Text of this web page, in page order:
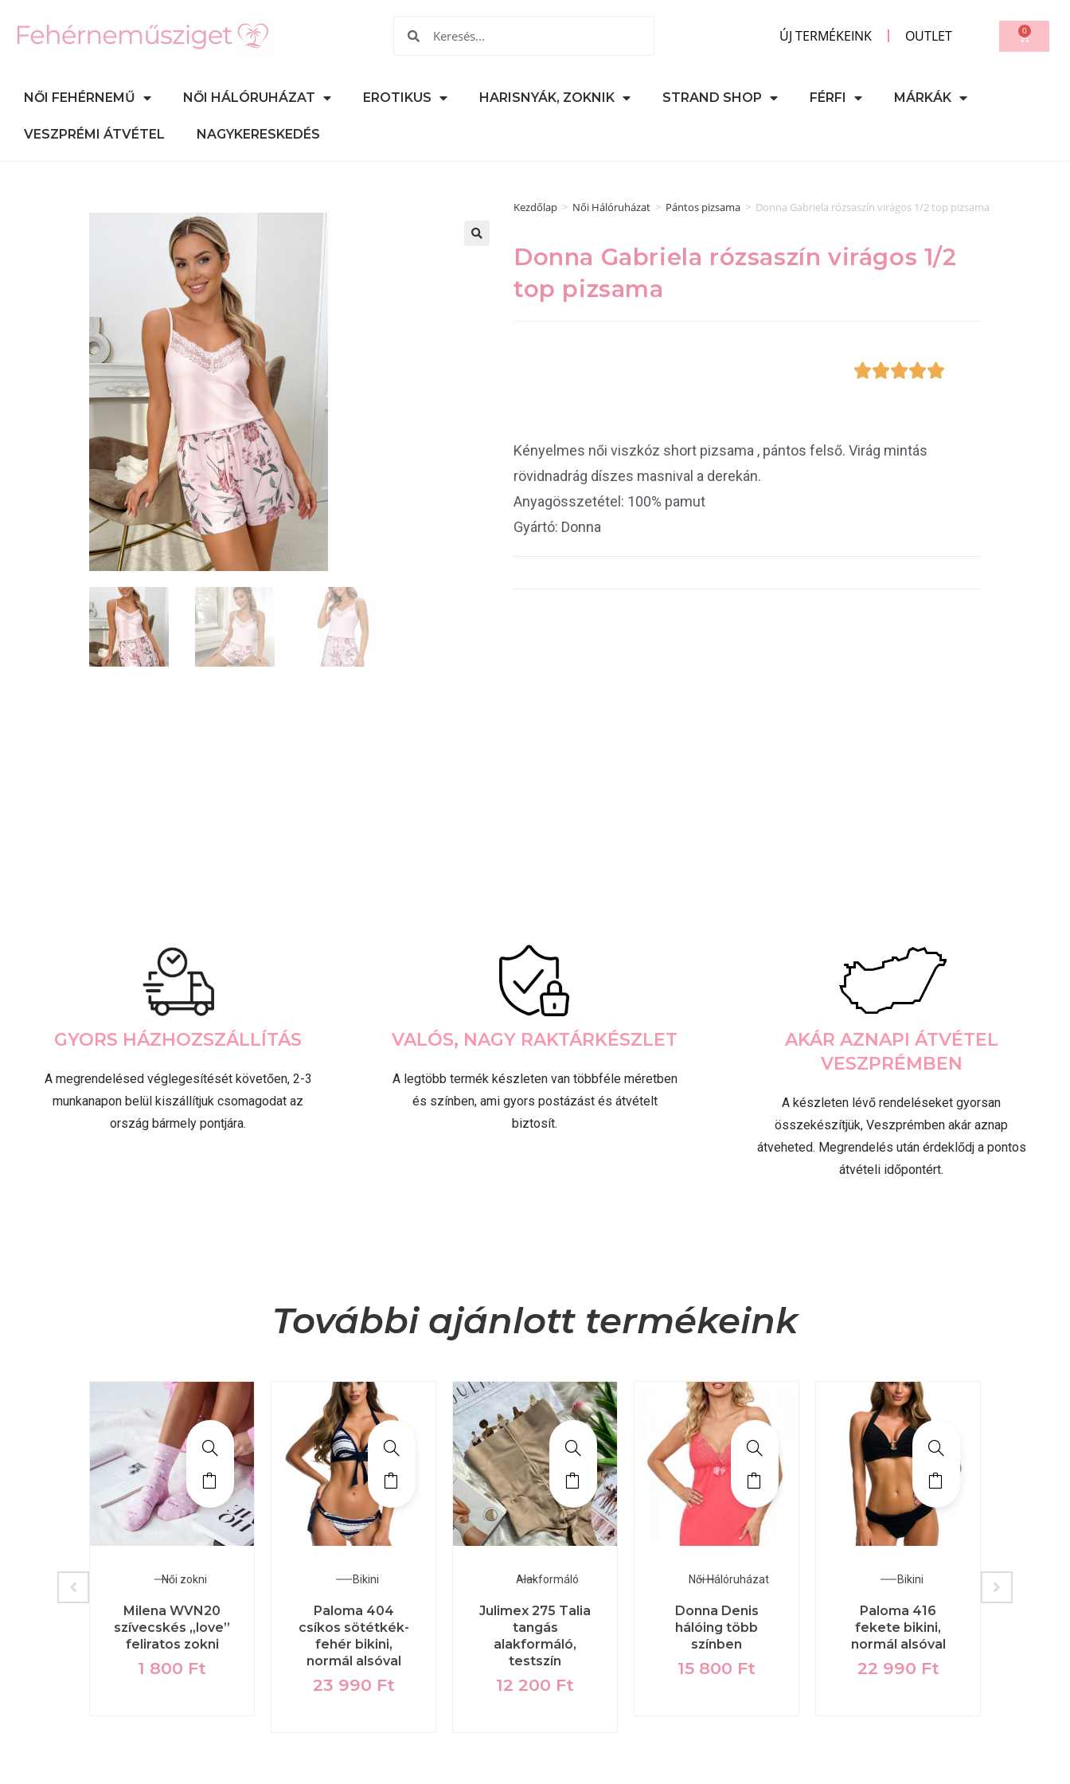
ÚJ TERMÉKEINK OUTLET 0
NŐI FEHÉRNEMŰ NŐI HÁLÓRUHÁZAT EROTIKUS HARISNYÁK, ZOKNIK STRAND SHOP FÉRFI MÁRKÁK
VESZPRÉMI ÁTVÉTEL NAGYKERESKEDÉS
Kezdőlap > Női Hálóruházat > Pántos pizsama > Donna Gabriela rózsaszín virágos 1/2 top pizsama
Donna Gabriela rózsaszín virágos 1/2
top pizsama

Kényelmes női viszkóz short pizsama , pántos felső. Virág mintás
rövidnadrág díszes masnival a derekán.
Anyagösszetétel: 100% pamut
Gyártó: Donna
GYORS HÁZHOZSZÁLLÍTÁS
A megrendelésed véglegesítését követően, 2-3
munkanapon belül kiszállítjuk csomagodat az
ország bármely pontjára.
VALÓS, NAGY RAKTÁRKÉSZLET
A legtöbb termék készleten van többféle méretben
és színben, ami gyors postázást és átvételt
biztosít.
AKÁR AZNAPI ÁTVÉTEL
VESZPRÉMBEN
A készleten lévő rendeléseket gyorsan
összekészítjük, Veszprémben akár aznap
átveheted. Megrendelés után érdeklődj a pontos
átvételi időpontért.
További ajánlott termékeink
Női zokni
Milena WVN20
szívecskés „love”
feliratos zokni
1 800 Ft
Bikini
Paloma 404
csíkos sötétkék-
fehér bikini,
normál alsóval
23 990 Ft
Alakformáló
Julimex 275 Talia
tangás
alakformáló,
testszín
12 200 Ft
Női Hálóruházat
Donna Denis
hálóing több
színben
15 800 Ft
Bikini
Paloma 416
fekete bikini,
normál alsóval
22 990 Ft